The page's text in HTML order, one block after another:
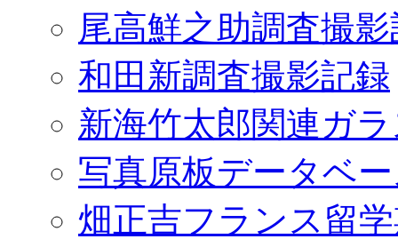
尾高鮮之助調査撮
和田新調査撮影記録
新海竹太郎関連ガ
写真原板データベ
畑正吉フランス留